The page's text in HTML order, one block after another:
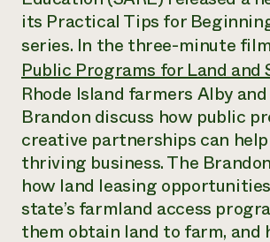
Informes anuales y financieros
Historias de impacto
Informe de
impacto 2024
LEER EL INFORME
Latinos en la agricultura
Sistemas alimentarios locales
Agricultura urbana
Las mujeres en la agricultura
Evento anual de reciclaje de
Programa de descuentos de
Servicios energéticos comerciales
Blog
Podcasts
Publicaciones
Cursos cortos
Vídeos
Oportunidades de financiación
Noticias
Asociaciones empresariales
Donar
Donaciones planificadas
Boletín
Consultas de los medios de
Todos
its Practical Tips for
series. In the three-minute
Public Programs for Land and
Rhode Island farmers Alby
Brandon discuss how public
creative partnerships can
thriving business. The
how land leasing
state’s farmland access
them obtain land to farm, and